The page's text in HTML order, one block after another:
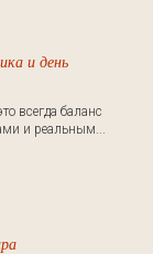
и день
всегда баланс
и реальным...